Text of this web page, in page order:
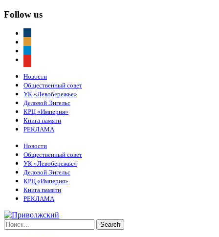
Follow us
Новости
Общественный совет
УК «Левобережье»
Деловой Энгельс
КРЦ «Империя»
Книга памяти
РЕКЛАМА
Новости
Общественный совет
УК «Левобережье»
Деловой Энгельс
КРЦ «Империя»
Книга памяти
РЕКЛАМА